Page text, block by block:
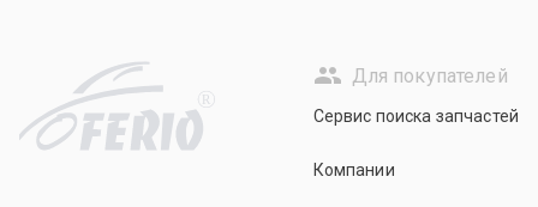
R
Для покупателей
Сервис поиска запчастей
Компании